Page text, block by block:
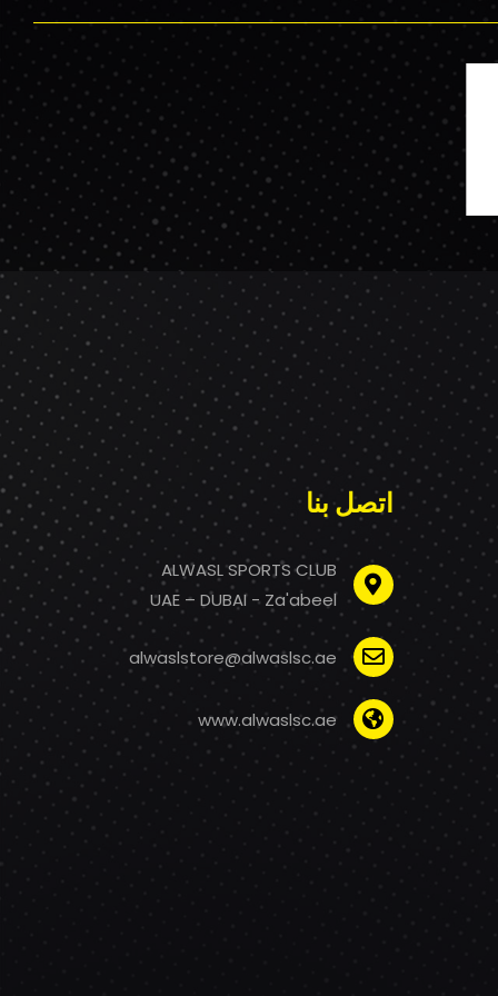
اتصل بنا
ALWASL SPORTS CLUB
UAE – DUBAI - Za'abeel
alwaslstore@alwaslsc.ae
www.alwaslsc.ae